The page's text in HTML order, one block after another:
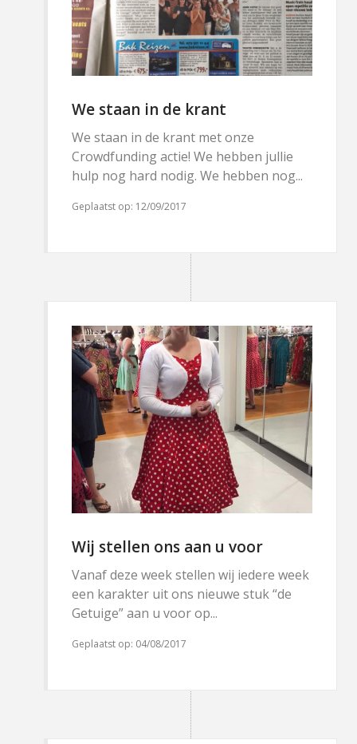
We staan in de krant
We staan in de krant met onze
Crowdfunding actie! We hebben jullie
hulp nog hard nodig. We hebben nog...
Geplaatst op: 12/09/2017
Wij stellen ons aan u voor
Vanaf deze week stellen wij iedere week
een karakter uit ons nieuwe stuk “de
Getuige” aan u voor op...
Geplaatst op: 04/08/2017